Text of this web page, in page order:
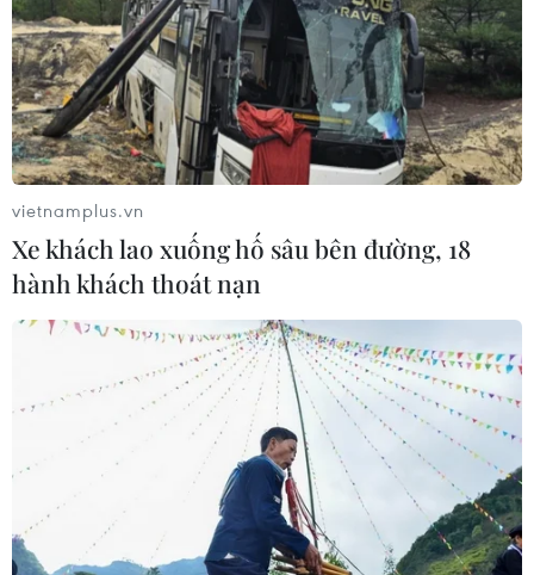
vietnamplus.vn
Xe khách lao xuống hố sâu bên đường, 18
hành khách thoát nạn